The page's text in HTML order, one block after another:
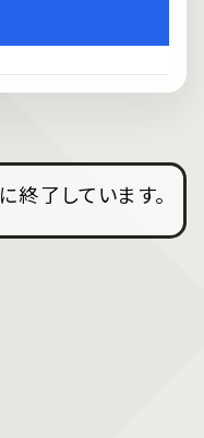
終了しています。